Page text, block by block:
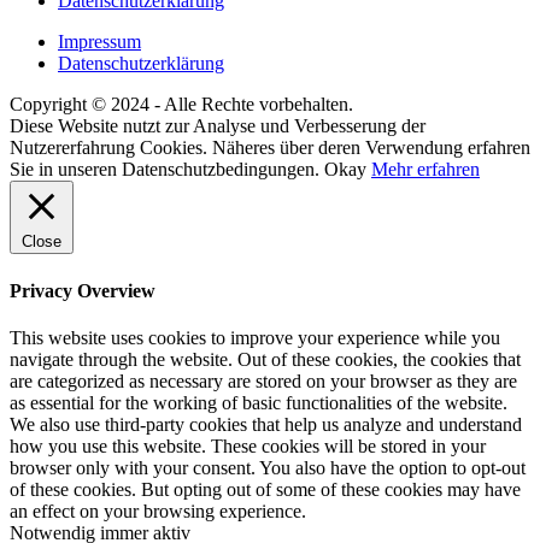
Impressum
Datenschutzerklärung
Copyright © 2024 - Alle Rechte vorbehalten.
Diese Website nutzt zur Analyse und Verbesserung der
Nutzererfahrung Cookies. Näheres über deren Verwendung erfahren
Sie in unseren Datenschutzbedingungen. Okay Mehr erfahren
Close
Privacy Overview
This website uses cookies to improve your experience while you
navigate through the website. Out of these cookies, the cookies that
are categorized as necessary are stored on your browser as they are
as essential for the working of basic functionalities of the website.
We also use third-party cookies that help us analyze and understand
how you use this website. These cookies will be stored in your
browser only with your consent. You also have the option to opt-out
of these cookies. But opting out of some of these cookies may have
an effect on your browsing experience.
Notwendig immer aktiv